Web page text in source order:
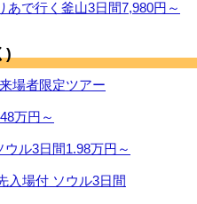
で行く釜山3日間7,980円～
)
場者限定ツアー
万円～
ウル3日間1.98万円～
入場付 ソウル3日間